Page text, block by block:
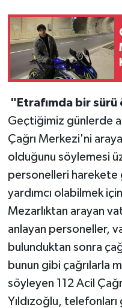
"Etrafımda bir sürü
Geçtiğimiz günlerde
Çağrı Merkezi'ni
olduğunu söylemesi
personelleri harekete
yardımcı olabilmek
Mezarlıktan arayan
anlayan personeller,
bulunduktan sonra
bunun gibi çağrılarla
söyleyen 112 Acil
Yıldızoğlu,